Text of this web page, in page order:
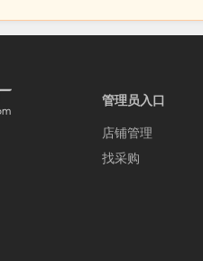
管理员入口
店铺管理
找采购